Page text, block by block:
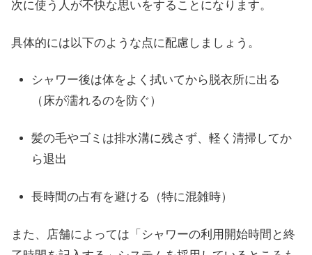
次に使う人が不快な思いをすることになります。
具体的には以下のような点に配慮しましょう。
シャワー後は体をよく拭いてから脱衣所に出る
（床が濡れるのを防ぐ）
髪の毛やゴミは排水溝に残さず、軽く清掃してか
ら退出
長時間の占有を避ける（特に混雑時）
また、店舗によっては「シャワーの利用開始時間と終